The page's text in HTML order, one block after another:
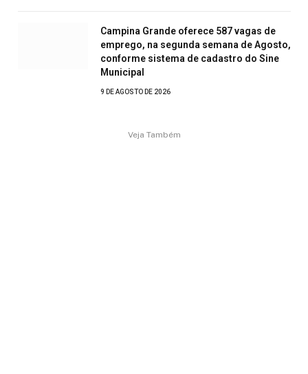
Campina Grande oferece 587 vagas de
emprego, na segunda semana de Agosto,
conforme sistema de cadastro do Sine
Municipal
9 DE AGOSTO DE 2026
Veja Também